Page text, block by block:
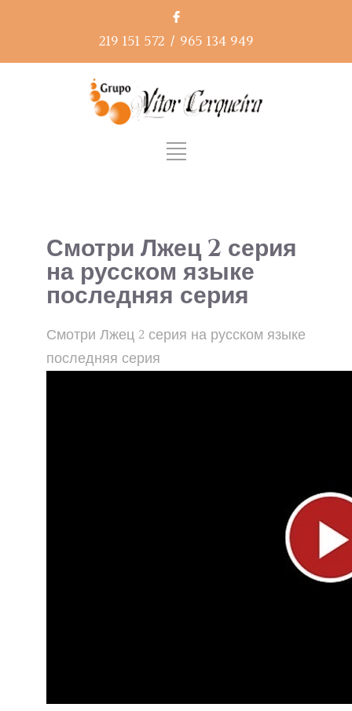
219 151 572 / 965 134 949
Смотри Лжец 2 серия
на русском языке
последняя серия
Смотри Лжец 2 серия на русском языке
последняя серия